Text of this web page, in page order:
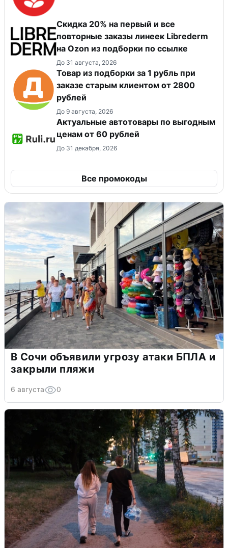
Скидка 20% на первый и все
повторные заказы линеек Librederm
на Ozon из подборки по ссылке
До 31 августа, 2026
Товар из подборки за 1 рубль при
заказе старым клиентом от 2800
рублей
До 9 августа, 2026
Актуальные автотовары по выгодным
ценам от 60 рублей
До 31 декабря, 2026
Все промокоды
В Сочи объявили угрозу атаки БПЛА и
закрыли пляжи
6 августа 0